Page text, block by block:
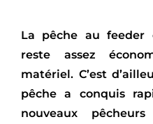
La pêche au
reste assez
matériel. C’est
pêche a conquis
nouveaux